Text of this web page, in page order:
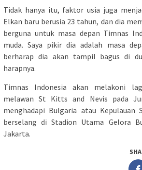
Tidak hanya itu, faktor usia juga
Elkan baru berusia 23 tahun, dan dia
berguna untuk masa depan Timnas
muda. Saya pikir dia adalah masa
berharap dia akan tampil bagus di
harapnya.
Timnas Indonesia akan melakoni
melawan St Kitts and Nevis pada
menghadapi Bulgaria atau Kepulauan
berselang di Stadion Utama Gelora
Jakarta.